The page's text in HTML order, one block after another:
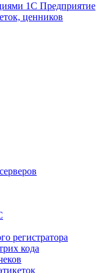
1С Предприятие
ценников
регистратора
кода